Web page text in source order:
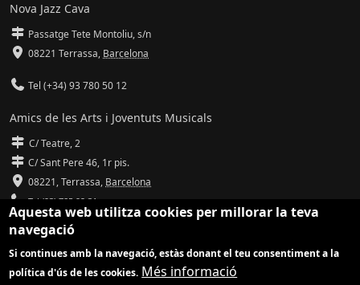
Nova Jazz Cava
Passatge Tete Montoliu, s/n
08221 Terrassa, Barcelona
Tel (+34) 93 780 50 12
Amics de les Arts i Joventuts Musicals
C/ Teatre, 2
C/ Sant Pere 46, 1r pis.
08221,Terrassa, Barcelona
Tel (93) 785 92 31
info@amicsdelesarts-jjmm.cat
www.amicsdelesarts-jjmm.cat
Aquesta web utilitza cookies per millorar la teva
navegació
Si continues amb la navegació, estàs donant el teu consentiment a la
política d'ús de les cookies. Més informació